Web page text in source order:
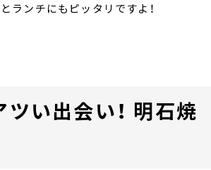
ランチにもピッタリですよ！
い出会い！ 明石焼